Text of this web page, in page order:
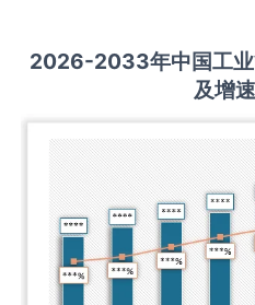
2026-2033年中国工
及增